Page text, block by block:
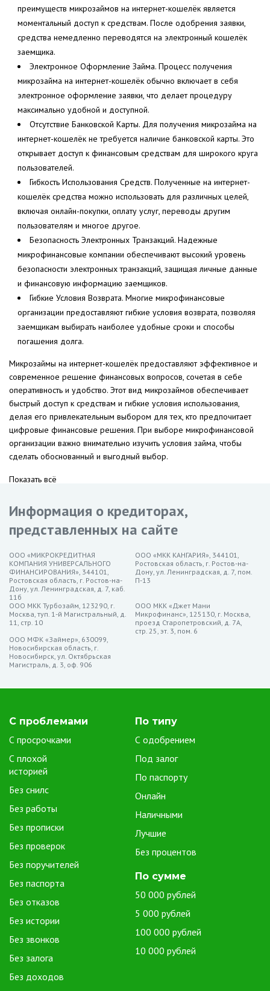
преимуществ микрозаймов на интернет-кошелёк является
моментальный доступ к средствам. После одобрения заявки,
средства немедленно переводятся на электронный кошелёк
заемщика.
Электронное Оформление Займа. Процесс получения
микрозайма на интернет-кошелёк обычно включает в себя
электронное оформление заявки, что делает процедуру
максимально удобной и доступной.
Отсутствие Банковской Карты. Для получения микрозайма на
интернет-кошелёк не требуется наличие банковской карты. Это
открывает доступ к финансовым средствам для широкого круга
пользователей.
Гибкость Использования Средств. Полученные на интернет-
кошелёк средства можно использовать для различных целей,
включая онлайн-покупки, оплату услуг, переводы другим
пользователям и многое другое.
Безопасность Электронных Транзакций. Надежные
микрофинансовые компании обеспечивают высокий уровень
безопасности электронных транзакций, защищая личные данные
и финансовую информацию заемщиков.
Гибкие Условия Возврата. Многие микрофинансовые
организации предоставляют гибкие условия возврата, позволяя
заемщикам выбирать наиболее удобные сроки и способы
погашения долга.
Микрозаймы на интернет-кошелёк предоставляют эффективное и
современное решение финансовых вопросов, сочетая в себе
оперативность и удобство. Этот вид микрозаймов обеспечивает
быстрый доступ к средствам и гибкие условия использования,
делая его привлекательным выбором для тех, кто предпочитает
цифровые финансовые решения. При выборе микрофинансовой
организации важно внимательно изучить условия займа, чтобы
сделать обоснованный и выгодный выбор.
Показать всё
Информация о кредиторах,
представленных на сайте
ООО «МИКРОКРЕДИТНАЯ
КОМПАНИЯ УНИВЕРСАЛЬНОГО
ФИНАНСИРОВАНИЯ», 344101,
Ростовская область, г. Ростов-на-
Дону, ул. Ленинградская, д. 7, каб.
11б
ООО «МКК КАНГАРИЯ», 344101,
Ростовская область, г. Ростов-на-
Дону, ул. Ленинградская, д. 7, пом.
П-13
ООО МКК Турбозайм, 123290, г.
Москва, туп. 1-й Магистральный, д.
11, стр. 10
ООО МКК «Джет Мани
Микрофинанс», 125130, г. Москва,
проезд Старопетровский, д. 7А,
стр. 25, эт. 3, пом. 6
ООО МФК «Займер», 630099,
Новосибирская область, г.
Новосибирск, ул. Октябрьская
Магистраль, д. 3, оф. 906
С проблемами
С просрочками
С плохой
историей
Без снилс
Без работы
Без прописки
Без проверок
Без поручителей
Без паспорта
Без отказов
Без истории
Без звонков
Без залога
Без доходов
По типу
С одобрением
Под залог
По паспорту
Онлайн
Наличными
Лучшие
Без процентов
По сумме
50 000 рублей
5 000 рублей
100 000 рублей
10 000 рублей